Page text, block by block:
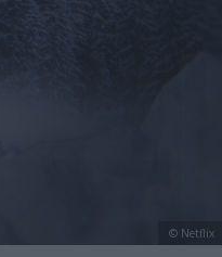
© Netflix